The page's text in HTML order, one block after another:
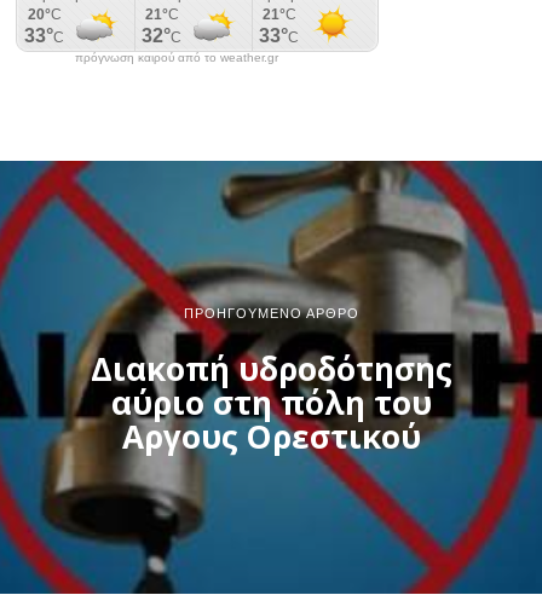
πρόγνωση καιρού από το weather.gr
ΠΡΟΗΓΟΎΜΕΝΟ ΆΡΘΡΟ
Διακοπή υδροδότησης
αύριο στη πόλη του
Αργους Ορεστικού